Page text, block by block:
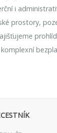
i
prostory,